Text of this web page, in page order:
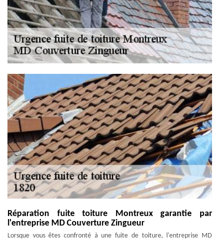
Réparation fuite toiture Montreux garantie par
l'entreprise MD Couverture Zingueur
Lorsque vous êtes confronté à une fuite de toiture, l'entreprise MD